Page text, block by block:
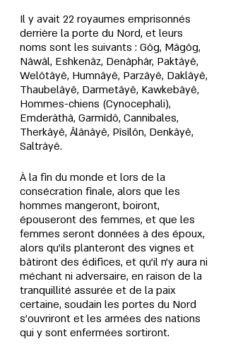
Il y avait 22 royaumes emprisonnés
derrière la porte du Nord, et leurs
noms sont les suivants : Gôg, Mâgôg,
Nâwâl, Eshkenâz, Denâphâr, Paktâyê,
Welôtâyê, Humnâyê, Parzâyê, Daklâyê,
Thaubelâyê, Darmetâyê, Kawkebâyê,
Hommes-chiens (Cynocephali),
Emderâthâ, Garmîdô, Cannibales,
Therkâyê, Âlânâyê, Pîsîlôn, Denkâyê,
Saltrâyê.
À la fin du monde et lors de la
consécration finale, alors que les
hommes mangeront, boiront,
épouseront des femmes, et que les
femmes seront données à des époux,
alors qu'ils planteront des vignes et
bâtiront des édifices, et qu'il n'y aura ni
méchant ni adversaire, en raison de la
tranquillité assurée et de la paix
certaine, soudain les portes du Nord
s'ouvriront et les armées des nations
qui y sont enfermées sortiront.